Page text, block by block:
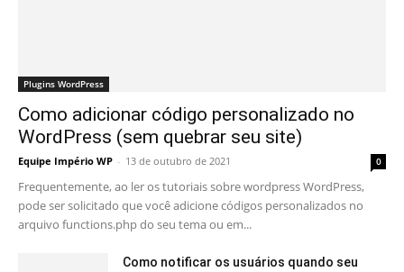
Plugins WordPress
Como adicionar código personalizado no
WordPress (sem quebrar seu site)
Equipe Império WP - 13 de outubro de 2021 0
Frequentemente, ao ler os tutoriais sobre wordpress WordPress,
pode ser solicitado que você adicione códigos personalizados no
arquivo functions.php do seu tema ou em...
Como notificar os usuários quando seu